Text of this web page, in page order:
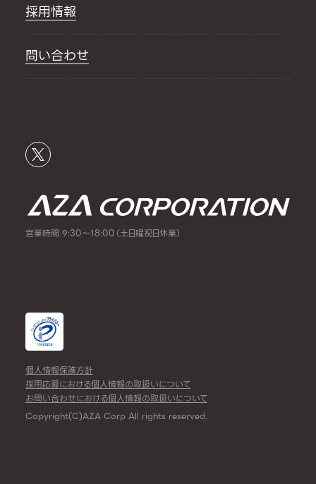
採用情報
問い合わせ
営業時間 9:30～18:00（土日曜祝日休業）
個人情報保護方針
採用応募における個人情報の取扱いについて
お問い合わせにおける個人情報の取扱いについて
Copyright(C)AZA Corp All rights reserved.